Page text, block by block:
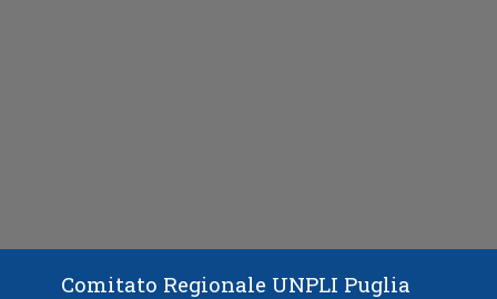
Comitato Regionale UNPLI Puglia